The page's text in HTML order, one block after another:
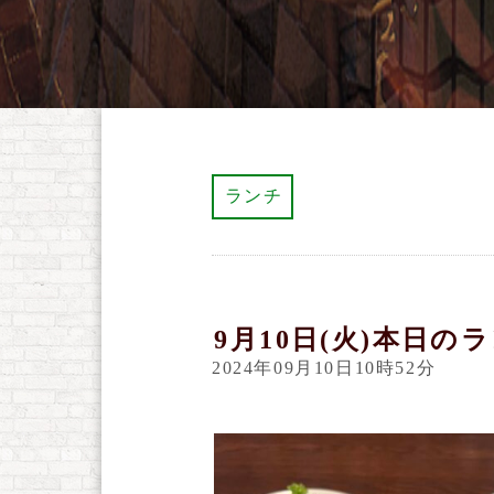
ランチ
9月10日(火)本日の
2024年09月10日10時52分